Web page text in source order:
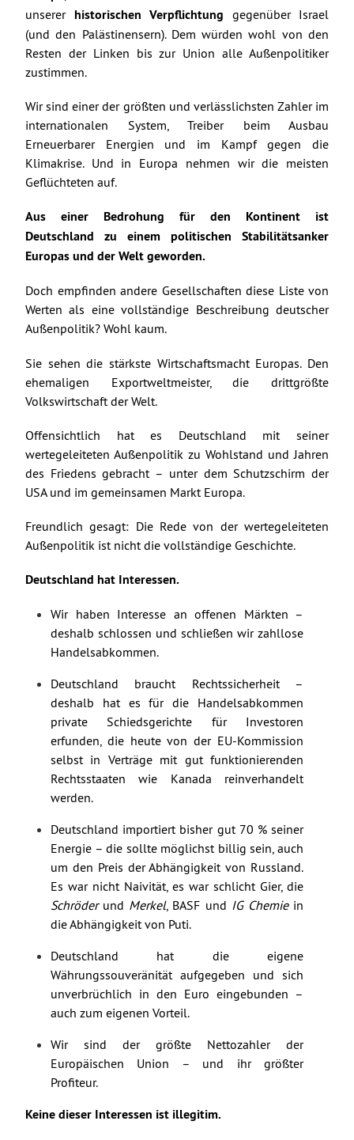
unserer historischen Verpflichtung gegenüber Israel
(und den Palästinensern). Dem würden wohl von den
Resten der Linken bis zur Union alle Außenpolitiker
zustimmen.
Wir sind einer der größten und verlässlichsten Zahler im
internationalen System, Treiber beim Ausbau
Erneuerbarer Energien und im Kampf gegen die
Klimakrise. Und in Europa nehmen wir die meisten
Geflüchteten auf.
Aus einer Bedrohung für den Kontinent ist
Deutschland zu einem politischen Stabilitätsanker
Europas und der Welt geworden.
Doch empfinden andere Gesellschaften diese Liste von
Werten als eine vollständige Beschreibung deutscher
Außenpolitik? Wohl kaum.
Sie sehen die stärkste Wirtschaftsmacht Europas. Den
ehemaligen Exportweltmeister, die drittgrößte
Volkswirtschaft der Welt.
Offensichtlich hat es Deutschland mit seiner
wertegeleiteten Außenpolitik zu Wohlstand und Jahren
des Friedens gebracht – unter dem Schutzschirm der
USA und im gemeinsamen Markt Europa.
Freundlich gesagt: Die Rede von der wertegeleiteten
Außenpolitik ist nicht die vollständige Geschichte.
Deutschland hat Interessen.
Wir haben Interesse an offenen Märkten –
deshalb schlossen und schließen wir zahllose
Handelsabkommen.
Deutschland braucht Rechtssicherheit –
deshalb hat es für die Handelsabkommen
private Schiedsgerichte für Investoren
erfunden, die heute von der EU-Kommission
selbst in Verträge mit gut funktionierenden
Rechtsstaaten wie Kanada reinverhandelt
werden.
Deutschland importiert bisher gut 70 % seiner
Energie – die sollte möglichst billig sein, auch
um den Preis der Abhängigkeit von Russland.
Es war nicht Naivität, es war schlicht Gier, die
Schröderund Merkel, BASF und IG Chemiein
die Abhängigkeit von Puti.
Deutschland hat die eigene
Währungssouveränität aufgegeben und sich
unverbrüchlich in den Euro eingebunden –
auch zum eigenen Vorteil.
Wir sind der größte Nettozahler der
Europäischen Union – und ihr größter
Profiteur.
Keine dieser Interessen ist illegitim.